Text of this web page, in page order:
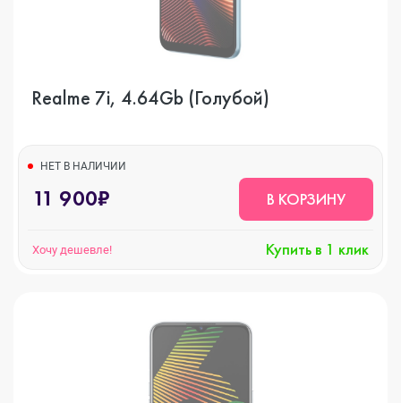
Realme 7i, 4.64Gb (Голубой)
НЕТ В НАЛИЧИИ
11 900₽ В КОРЗИНУ
Хочу дешевле! Купить в 1 клик